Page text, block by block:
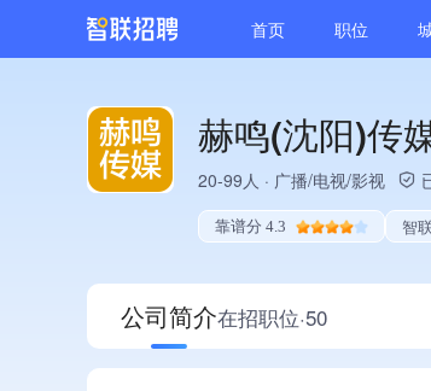
首页 职位
赫鸣(沈阳)传
20-99人 · 广播/电视/影视
靠谱分 4.3 智
公司简介在招职位·50